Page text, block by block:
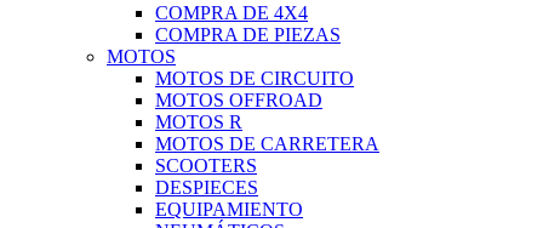
COMPRA DE 4X4
COMPRA DE PIEZAS
MOTOS
MOTOS DE CIRCUITO
MOTOS OFFROAD
MOTOS R
MOTOS DE CARRETERA
SCOOTERS
DESPIECES
EQUIPAMIENTO